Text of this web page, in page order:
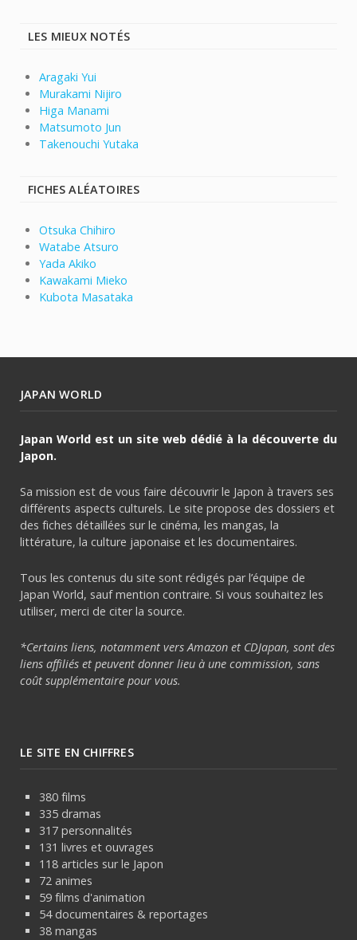
LES MIEUX NOTÉS
Aragaki Yui
Murakami Nijiro
Higa Manami
Matsumoto Jun
Takenouchi Yutaka
FICHES ALÉATOIRES
Otsuka Chihiro
Watabe Atsuro
Yada Akiko
Kawakami Mieko
Kubota Masataka
JAPAN WORLD
Japan World est un site web dédié à la découverte du
Japon.
Sa mission est de vous faire découvrir le Japon à travers ses
différents aspects culturels. Le site propose des dossiers et
des fiches détaillées sur le cinéma, les mangas, la
littérature, la culture japonaise et les documentaires.
Tous les contenus du site sont rédigés par l’équipe de
Japan World, sauf mention contraire. Si vous souhaitez les
utiliser, merci de citer la source.
*Certains liens, notamment vers Amazon et CDJapan, sont des
liens affiliés et peuvent donner lieu à une commission, sans
coût supplémentaire pour vous.
LE SITE EN CHIFFRES
380 films
335 dramas
317 personnalités
131 livres et ouvrages
118 articles sur le Japon
72 animes
59 films d'animation
54 documentaires & reportages
38 mangas